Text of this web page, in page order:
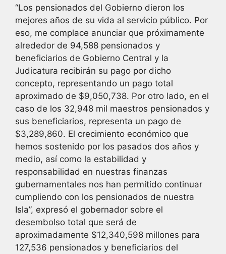
“Los pensionados del Gobierno dieron los
mejores años de su vida al servicio público. Por
eso, me complace anunciar que próximamente
alrededor de 94,588 pensionados y
beneficiarios de Gobierno Central y la
Judicatura recibirán su pago por dicho
concepto, representando un pago total
aproximado de $9,050,738. Por otro lado, en el
caso de los 32,948 mil maestros pensionados y
sus beneficiarios, representa un pago de
$3,289,860. El crecimiento económico que
hemos sostenido por los pasados dos años y
medio, así como la estabilidad y
responsabilidad en nuestras finanzas
gubernamentales nos han permitido continuar
cumpliendo con los pensionados de nuestra
Isla”, expresó el gobernador sobre el
desembolso total que será de
aproximadamente $12,340,598 millones para
127,536 pensionados y beneficiarios del